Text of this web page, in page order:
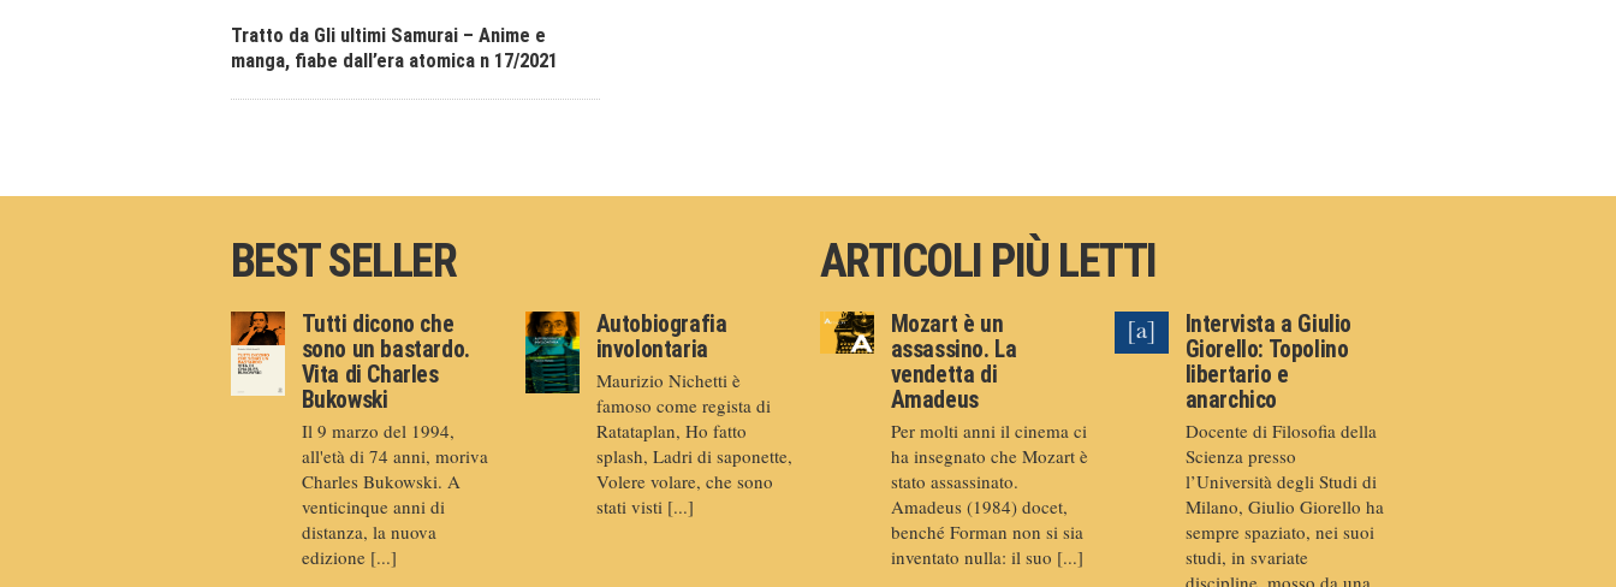
Tratto da Gli ultimi Samurai – Anime e
manga, fiabe dall’era atomica n 17/2021
BEST SELLER
Tutti dicono che
sono un bastardo.
Vita di Charles
Bukowski
Il 9 marzo del 1994,
all'età di 74 anni, moriva
Charles Bukowski. A
venticinque anni di
distanza, la nuova
edizione [...]
Autobiografia
involontaria
Maurizio Nichetti è
famoso come regista di
Ratataplan, Ho fatto
splash, Ladri di saponette,
Volere volare, che sono
stati visti [...]
ARTICOLI PIÙ LETTI
Mozart è un
assassino. La
vendetta di
Amadeus
Per molti anni il cinema ci
ha insegnato che Mozart è
stato assassinato.
Amadeus (1984) docet,
benché Forman non si sia
inventato nulla: il suo [...]
Intervista a Giulio
Giorello: Topolino
libertario e
anarchico
Docente di Filosofia della
Scienza presso
l’Università degli Studi di
Milano, Giulio Giorello ha
sempre spaziato, nei suoi
studi, in svariate
discipline, mosso da una